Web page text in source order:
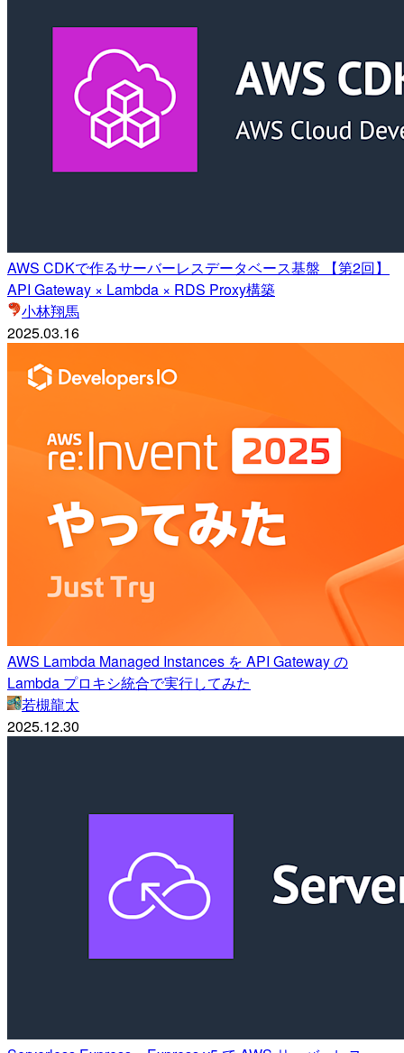
AWS CDKで作るサーバーレスデータベース基盤 【第2回】
API Gateway × Lambda × RDS Proxy構築
小林翔馬
2025.03.16
AWS Lambda Managed Instances を API Gateway の
Lambda プロキシ統合で実行してみた
若槻龍太
2025.12.30